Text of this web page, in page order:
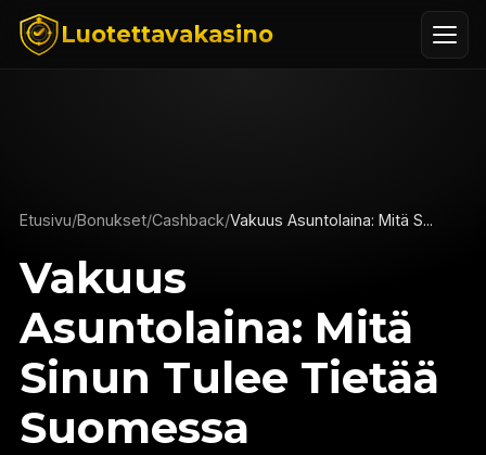
Luotettavakasino
Etusivu/Bonukset/Cashback/Vakuus Asuntolaina: Mitä S...
Vakuus
Asuntolaina: Mitä
Sinun Tulee Tietää
Suomessa